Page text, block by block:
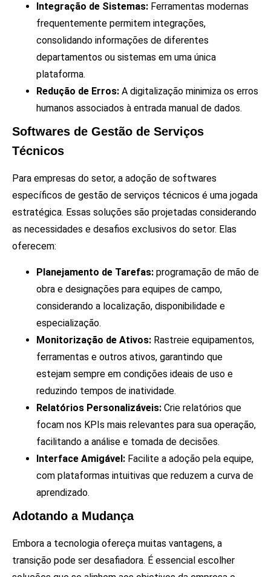
Integração de Sistemas: Ferramentas modernas
frequentemente permitem integrações,
consolidando informações de diferentes
departamentos ou sistemas em uma única
plataforma.
Redução de Erros: A digitalização minimiza os erros
humanos associados à entrada manual de dados.
Softwares de Gestão de Serviços
Técnicos
Para empresas do setor, a adoção de softwares
específicos de gestão de serviços técnicos é uma jogada
estratégica. Essas soluções são projetadas considerando
as necessidades e desafios exclusivos do setor. Elas
oferecem:
Planejamento de Tarefas: programação de mão de
obra e designações para equipes de campo,
considerando a localização, disponibilidade e
especialização.
Monitorização de Ativos: Rastreie equipamentos,
ferramentas e outros ativos, garantindo que
estejam sempre em condições ideais de uso e
reduzindo tempos de inatividade.
Relatórios Personalizáveis: Crie relatórios que
focam nos KPIs mais relevantes para sua operação,
facilitando a análise e tomada de decisões.
Interface Amigável: Facilite a adoção pela equipe,
com plataformas intuitivas que reduzem a curva de
aprendizado.
Adotando a Mudança
Embora a tecnologia ofereça muitas vantagens, a
transição pode ser desafiadora. É essencial escolher